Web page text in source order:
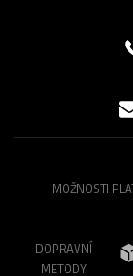
MOŽNOSTI
DOPRAVNÍ
METODY